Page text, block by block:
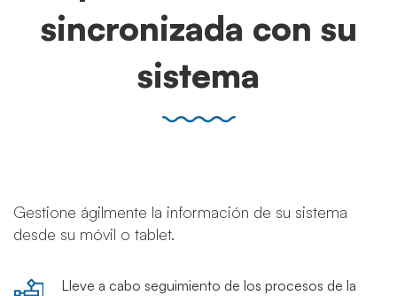
sincronizada con su
sistema
Gestione ágilmente la información de su sistema
desde su móvil o tablet.
Lleve a cabo seguimiento de los procesos de la